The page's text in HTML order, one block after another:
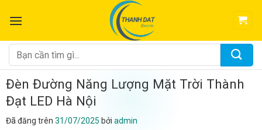
đến
dung
Tìm
kiếm:
Đèn Đường Năng Lượng Mặt Trời Thành
Đạt LED Hà Nội
Đã đăng trên 31/07/2025 bởi admin